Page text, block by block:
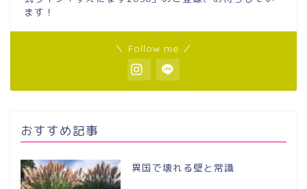
ます！
＼ Follow me ／
おすすめ記事
異国で壊れる壁と常識